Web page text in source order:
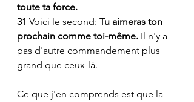
toute ta force.
31 Voici le second: Tu aimeras ton
prochain comme toi-même. Il n'y a
pas d'autre commandement plus
grand que ceux-là.
Ce que j'en comprends est que la